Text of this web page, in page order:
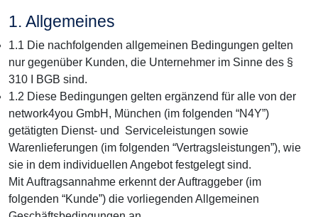
1. Allgemeines
1.1 Die nachfolgenden allgemeinen Bedingungen gelten
nur gegenüber Kunden, die Unternehmer im Sinne des §
310 I BGB sind.
1.2 Diese Bedingungen gelten ergänzend für alle von der
network4you GmbH, München (im folgenden “N4Y”)
getätigten Dienst- und Serviceleistungen sowie
Warenlieferungen (im folgenden “Vertragsleistungen”), wie
sie in dem individuellen Angebot festgelegt sind.
Mit Auftragsannahme erkennt der Auftraggeber (im
folgenden “Kunde”) die vorliegenden Allgemeinen